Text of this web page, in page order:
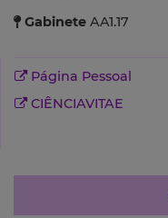
Gabinete AA1.17
Página Pessoal
CIÊNCIAVITAE